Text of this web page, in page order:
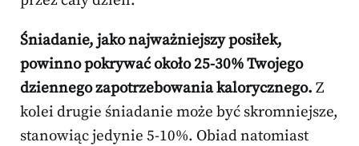
Śniadanie, jako najważniejszy posiłek,
powinno pokrywać około 25-30% Twojego
dziennego zapotrzebowania kalorycznego. Z
kolei drugie śniadanie może być skromniejsze,
stanowiąc jedynie 5-10%. Obiad natomiast